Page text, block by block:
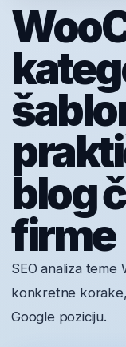
blog
firme
SEO analiza
konkretne
Google poziciju.